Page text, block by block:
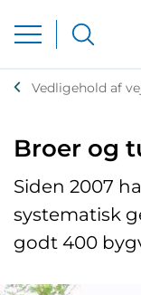
Vedligehold af
Broer og
Siden 2007
systematisk
godt 400